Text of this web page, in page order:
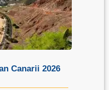
Canarii 2026